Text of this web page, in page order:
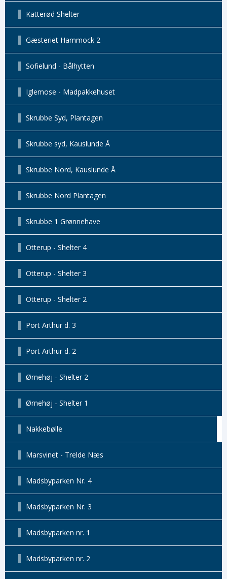
Katterød Shelter
Gæsteriet Hammock 2
Sofielund - Bålhytten
Iglemose - Madpakkehuset
Skrubbe Syd, Plantagen
Skrubbe syd, Kauslunde Å
Skrubbe Nord, Kauslunde Å
Skrubbe Nord Plantagen
Skrubbe 1 Grønnehave
Otterup - Shelter 4
Otterup - Shelter 3
Otterup - Shelter 2
Port Arthur d. 3
Port Arthur d. 2
Ørnehøj - Shelter 2
Ørnehøj - Shelter 1
Nakkebølle
Marsvinet - Trelde Næs
Madsbyparken Nr. 4
Madsbyparken Nr. 3
Madsbyparken nr. 1
Madsbyparken nr. 2